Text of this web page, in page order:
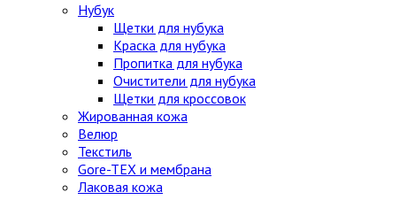
Нубук
Щетки для нубука
Краска для нубука
Пропитка для нубука
Очистители для нубука
Щетки для кроссовок
Жированная кожа
Велюр
Текстиль
Gore-TEX и мембрана
Лаковая кожа